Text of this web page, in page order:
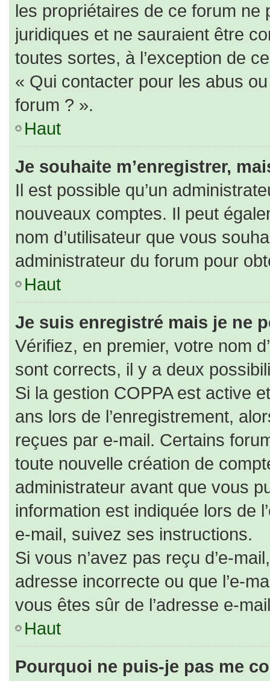
les propriétaires de ce forum
juridiques et ne sauraient être
toutes sortes, à l’exception de
« Qui contacter pour les abus
forum ? ».
Haut
Je souhaite m’enregistrer,
Il est possible qu’un
nouveaux comptes. Il peut
nom d’utilisateur que vous
administrateur du forum pour
Haut
Je suis enregistré mais je ne
Vérifiez, en premier, votre nom
sont corrects, il y a deux
Si la gestion COPPA est active
ans lors de l’enregistrement,
reçues par e-mail. Certains
toute nouvelle création de
administrateur avant que vous
information est indiquée lors de
e-mail, suivez ses instructions.
Si vous n’avez pas reçu d’e-
adresse incorrecte ou que l’e-
vous êtes sûr de l’adresse e-
Haut
Pourquoi ne puis-je pas me